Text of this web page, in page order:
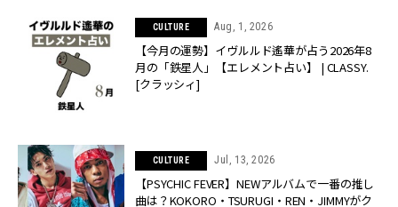
CULTURE Aug, 1, 2026
【今月の運勢】イヴルルド遙華が占う2026年8
月の「鉄星人」【エレメント占い】 | CLASSY.
[クラッシィ]
CULTURE Jul, 13, 2026
【PSYCHIC FEVER】NEWアルバムで一番の推し
曲は？KOKORO・TSURUGI・REN・JIMMYがク